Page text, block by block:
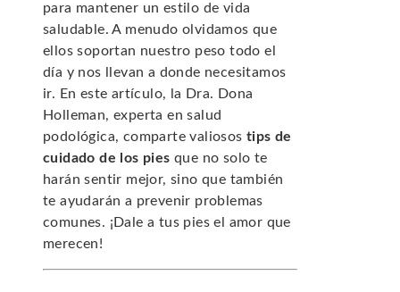
para mantener un estilo de vida
saludable. A menudo olvidamos que
ellos soportan nuestro peso todo el
día y nos llevan a donde necesitamos
ir. En este artículo, la Dra. Dona
Holleman, experta en salud
podológica, comparte valiosos tips de
cuidado de los pies que no solo te
harán sentir mejor, sino que también
te ayudarán a prevenir problemas
comunes. ¡Dale a tus pies el amor que
merecen!